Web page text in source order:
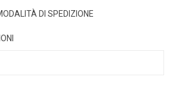
DI SPEDIZIONE